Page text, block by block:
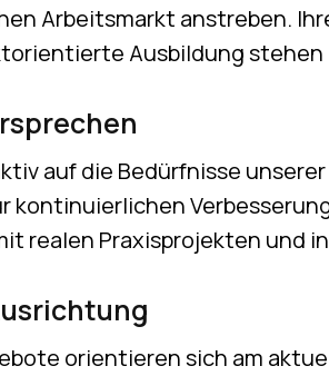
Arbeitsmarkt anstreben.
Ausbildung stehen
auf die Bedürfnisse
kontinuierlichen
realen Praxisprojekten und
orientieren sich am